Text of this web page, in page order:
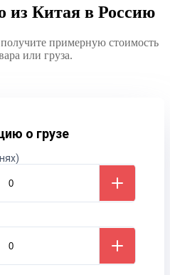
из Китая в Россию
примерную стоимость
или груза.
о грузе